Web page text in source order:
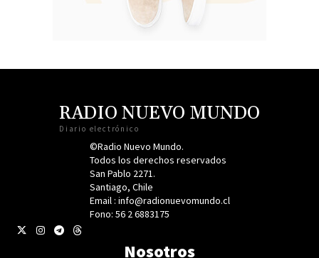
RADIO NUEVO MUNDO
Diario electrónico
©Radio Nuevo Mundo.
Todos los derechos reservados
San Pablo 2271.
Santiago, Chile
Email : info@radionuevomundo.cl
Fono: 56 2 6883175
Nosotros